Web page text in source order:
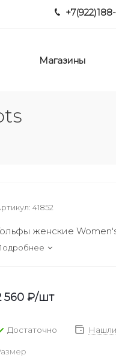
Магазины
41852
женские
560 ₽/шт
Достаточно